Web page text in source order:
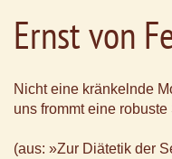
Ernst von
Nicht eine kränkelnde
uns frommt eine robuste
(aus: »Zur Diätetik der